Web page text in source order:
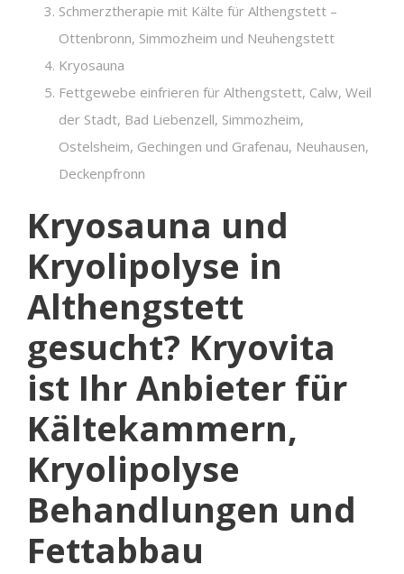
Schmerztherapie mit Kälte für Althengstett –
Ottenbronn, Simmozheim und Neuhengstett
Kryosauna
Fettgewebe einfrieren für Althengstett, Calw, Weil
der Stadt, Bad Liebenzell, Simmozheim,
Ostelsheim, Gechingen und Grafenau, Neuhausen,
Deckenpfronn
Kryosauna und
Kryolipolyse in
Althengstett
gesucht? Kryovita
ist Ihr Anbieter für
Kältekammern,
Kryolipolyse
Behandlungen und
Fettabbau